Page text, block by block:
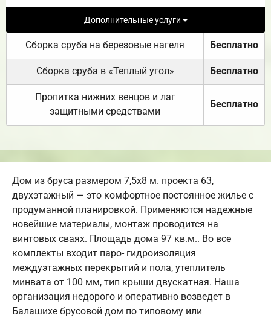
Дополнительные услуги
Сборка сруба на березовые нагеля Бесплатно
Сборка сруба в «Теплый угол» Бесплатно
Пропитка нижних венцов и лаг
защитными средствами
Бесплатно
Дом из бруса размером 7,5х8 м. проекта 63,
двухэтажный — это комфортное постоянное жилье с
продуманной планировкой. Применяются надежные
новейшие материалы, монтаж проводится на
винтовых сваях. Площадь дома 97 кв.м.. Во все
комплекты входит паро- гидроизоляция
междуэтажных перекрытий и пола, утеплитель
минвата от 100 мм, тип крыши двускатная. Наша
организация недорого и оперативно возведет в
Балашихе брусовой дом по типовому или